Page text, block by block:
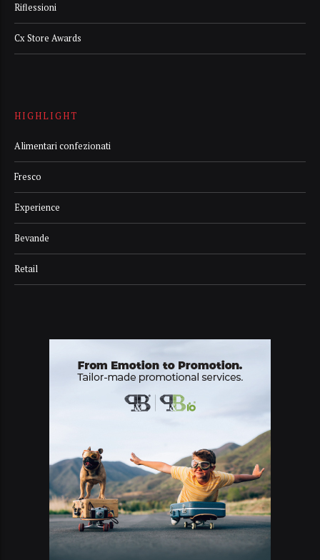
Riflessioni
Cx Store Awards
HIGHLIGHT
Alimentari confezionati
Fresco
Experience
Bevande
Retail